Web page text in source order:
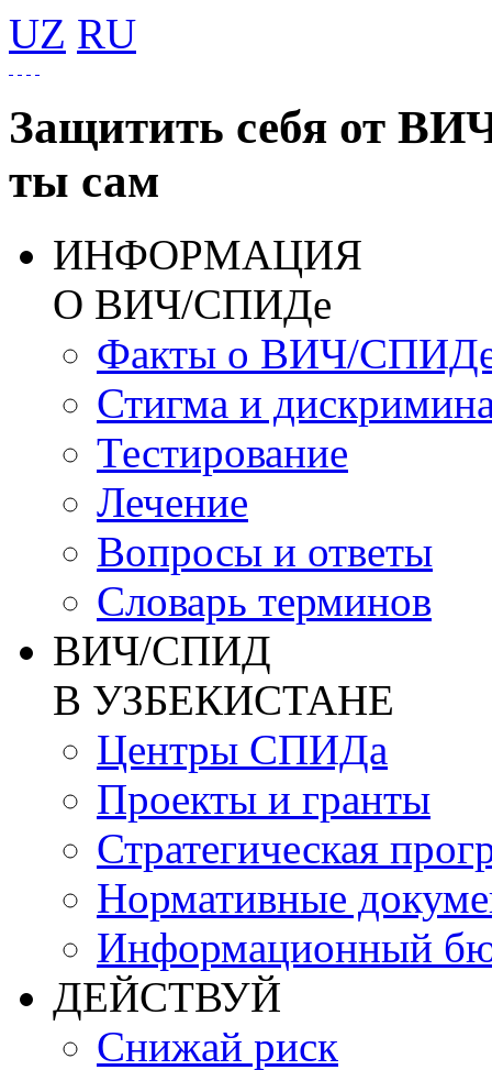
UZ RU
Защитить себя от
ты сам
ИНФОРМАЦИЯ
О ВИЧ/СПИДе
Факты о ВИЧ/
Стигма и
Тестирование
Лечение
Вопросы и ответы
Словарь терминов
ВИЧ/СПИД
В УЗБЕКИСТАНЕ
Центры СПИДа
Проекты и гранты
Стратегическая
Нормативные
Информационный
ДЕЙСТВУЙ
Снижай риск